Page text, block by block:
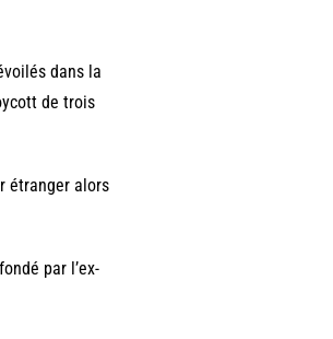
dans la
de trois
étranger alors
par l’ex-